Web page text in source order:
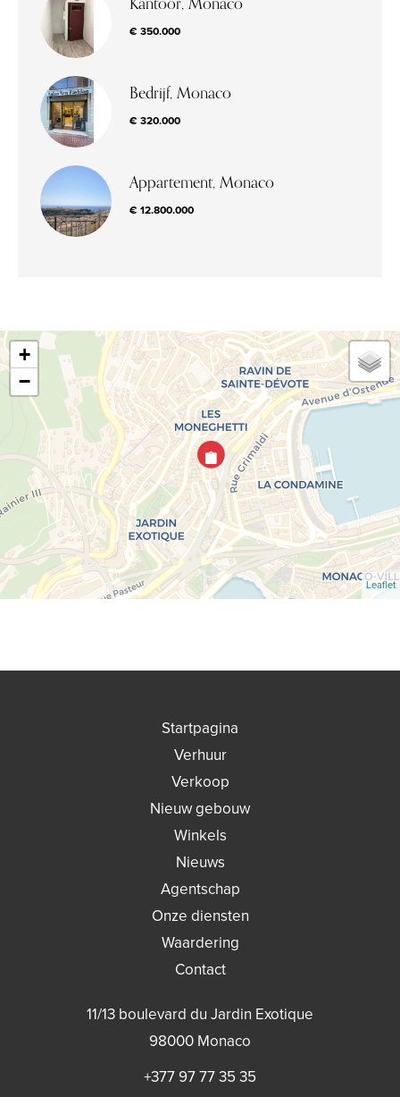
€ 350.000
Bedrijf, Monaco
€ 320.000
Appartement, Monaco
€ 12.800.000
+
−
Leaflet
Startpagina
Verhuur
Verkoop
Nieuw gebouw
Winkels
Nieuws
Agentschap
Onze diensten
Waardering
Contact
11/13 boulevard du Jardin Exotique
98000 Monaco
+377 97 77 35 35